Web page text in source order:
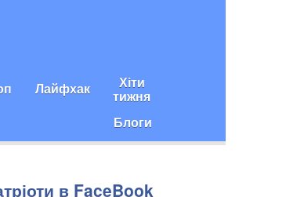
Лайфхак Хіти
тижня
Блоги
в FaceBook